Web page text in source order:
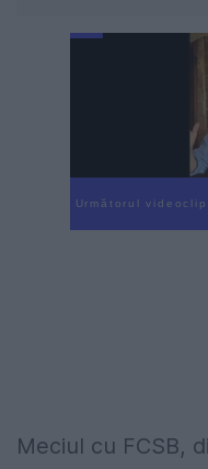
Următorul
Meciul cu FCSB,